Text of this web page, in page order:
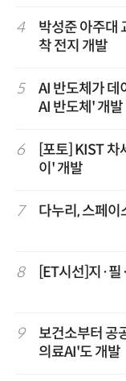
4
박성준 아주대
착 전지 개발
5
AI 반도체가 데
AI 반도체' 개발
6
[포토] KIST 차
이' 개발
7 다누리, 스페이
8 [ET시선]지·
9
보건소부터 공
의료AI'도 개발